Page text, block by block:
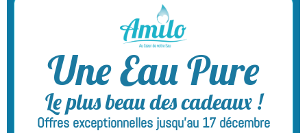
Une Eau Pure
Le plus beau des cadeaux !
Offres exceptionnelles jusqu’au 17 décembre